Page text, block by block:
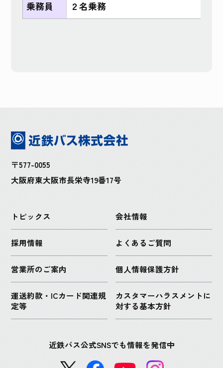
乗務員
２名乗務
〒577-0055
大阪府東大阪市長栄寺19番17号
トピックス 会社情報
採用情報 よくあるご質問
営業所のご案内 個人情報保護方針
運送約款・ICカード関連規
定等
カスタマーハラスメントに
対する基本方針
近鉄バス公式SNSでも情報を発信中